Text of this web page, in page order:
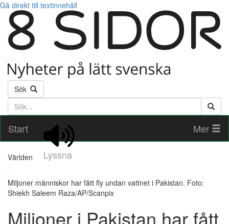
Gå direkt till textinnehåll
Sök
Söktext
Start
Lyssna
Mer
Världen
Miljoner människor har fått fly undan vattnet i Pakistan. Foto:
Shiekh Saleem Raza/AP/Scanpix
Miljoner i Pakistan har fått